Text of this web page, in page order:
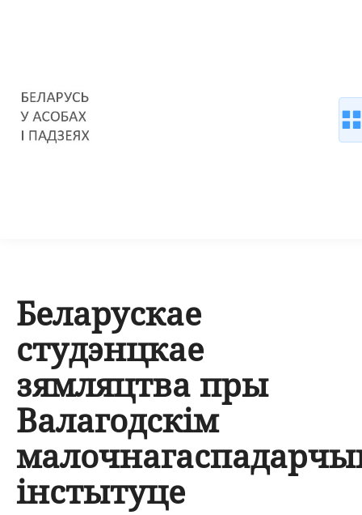
Беларускае
студэнцкае
зямляцтва пры
Валагодскім
інстытуце